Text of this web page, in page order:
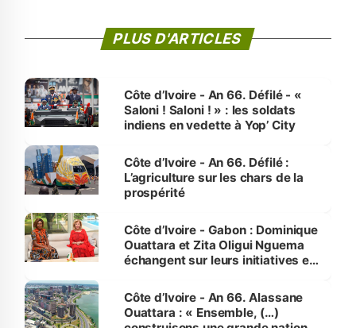
PLUS D'ARTICLES
Côte d’Ivoire - An 66. Défilé - «
Saloni ! Saloni ! » : les soldats
indiens en vedette à Yop’ City
Côte d’Ivoire - An 66. Défilé :
L’agriculture sur les chars de la
prospérité
Côte d’Ivoire - Gabon : Dominique
Ouattara et Zita Oligui Nguema
échangent sur leurs initiatives en
enfants
Côte d’Ivoire - An 66. Alassane
Ouattara : « Ensemble, (…)